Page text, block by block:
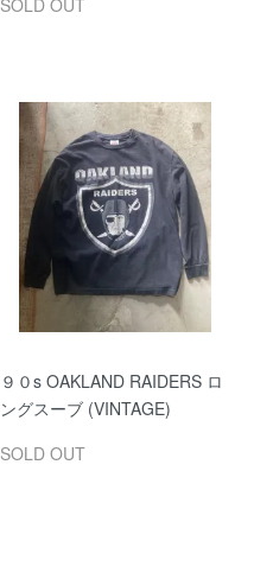
SOLD OUT
９０s OAKLAND RAIDERS ロ
ングスーブ (VINTAGE)
SOLD OUT